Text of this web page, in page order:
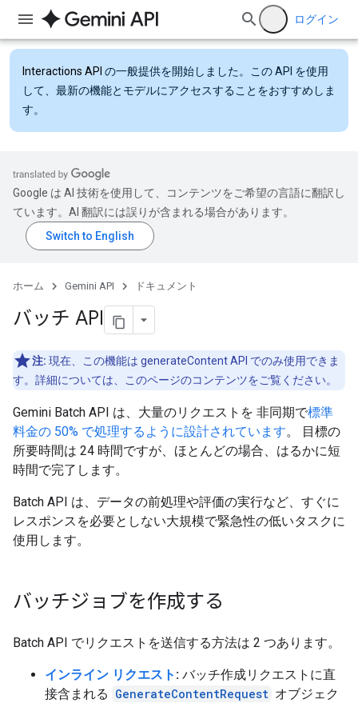
ログイン
Interactions API の一般提供を開始しました。この API を使用
して、最新の機能とモデルにアクセスすることをおすすめしま
す。
Google は AI 技術を使用して、コンテンツをご希望の言語に翻訳し
ています。AI 翻訳には誤りが含まれる場合があります。
ホーム Gemini API ドキュメント
バッチ API
注: 現在、この機能は generateContent API でのみ使用できま
す。詳細については、このページのコンテンツをご覧ください。
Gemini Batch API は、大量のリクエストを 非同期で標準
料金の 50% で処理するように設計されています。 目標の
所要時間は 24 時間ですが、ほとんどの場合、はるかに短
時間で完了します。
Batch API は、データの前処理や評価の実行など、すぐに
レスポンスを必要としない大規模で緊急性の低いタスクに
使用します。
バッチジョブを作成する
Batch API でリクエストを送信する方法は 2 つあります。
インライン リクエスト : バッチ作成リクエストに直
接含まれる GenerateContentRequest オブジェク